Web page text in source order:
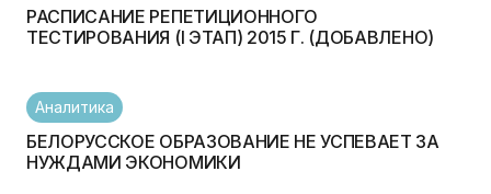
РАСПИСАНИЕ РЕПЕТИЦИОННОГО
ТЕСТИРОВАНИЯ (I ЭТАП) 2015 Г. (ДОБАВЛЕНО)
Аналитика
БЕЛОРУССКОЕ ОБРАЗОВАНИЕ НЕ УСПЕВАЕТ ЗА
НУЖДАМИ ЭКОНОМИКИ